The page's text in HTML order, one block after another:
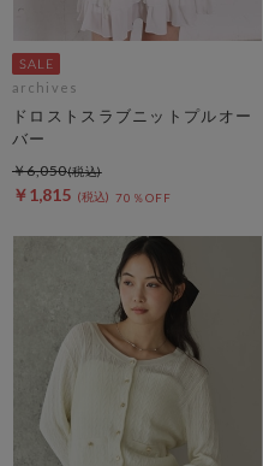
archives
ドロストスラブニットプルオー
バー
￥1,815 70％OFF
￥6,050